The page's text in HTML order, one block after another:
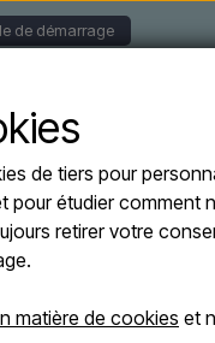
de démarrage
avec douchette en blanc -
INOX
froide et
de tiers pour
pour étudier comment
retirer votre
matière de cookies et